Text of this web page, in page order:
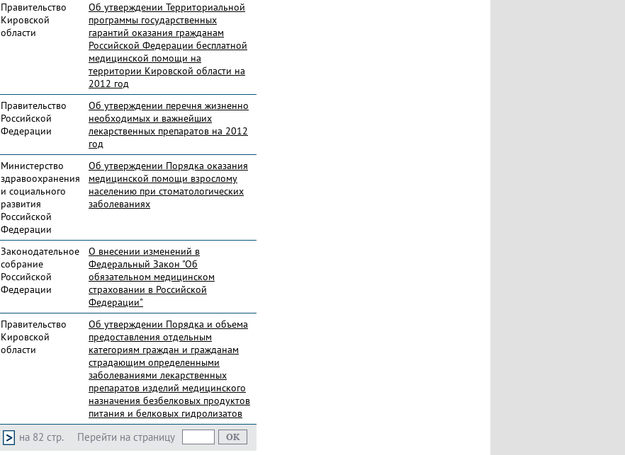
Правительство
Кировской
области
Об утверждении Территориальной
программы государственных
гарантий оказания гражданам
Российской Федерации бесплатной
медицинской помощи на
территории Кировской области на
2012 год
Правительство
Российской
Федерации
Об утверждении перечня жизненно
необходимых и важнейших
лекарственных препаратов на 2012
год
Министерство
здравоохранения
и социального
развития
Российской
Федерации
Об утверждении Порядка оказания
медицинской помощи взрослому
населению при стоматологических
заболеваниях
Законодательное
собрание
Российской
Федерации
О внесении изменений в
Федеральный Закон "Об
обязательном медицинском
страховании в Российской
Федерации"
Правительство
Кировской
области
Об утверждении Порядка и объема
предоставления отдельным
категориям граждан и гражданам
страдающим определенными
заболеваниями лекарственных
препаратов изделий медицинского
назначения безбелковых продуктов
питания и белковых гидролизатов
Перейти на страницу
на 82 стр.